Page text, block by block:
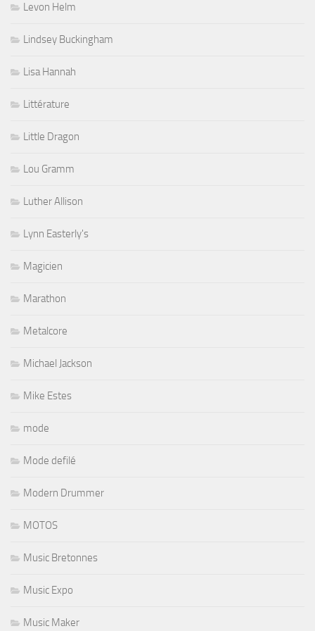
Levon Helm
Lindsey Buckingham
Lisa Hannah
Littérature
Little Dragon
Lou Gramm
Luther Allison
Lynn Easterly's
Magicien
Marathon
Metalcore
Michael Jackson
Mike Estes
mode
Mode defilé
Modern Drummer
MOTOS
Music Bretonnes
Music Expo
Music Maker